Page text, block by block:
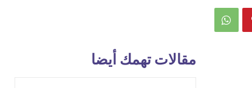
مقالات تهمك أيضا